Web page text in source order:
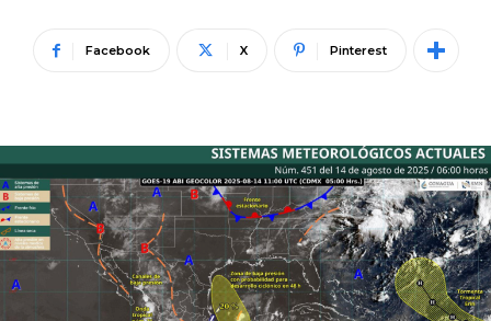
Facebook X Pinterest